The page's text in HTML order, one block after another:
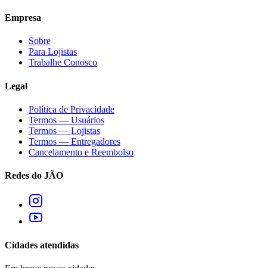
Empresa
Sobre
Para Lojistas
Trabalhe Conosco
Legal
Política de Privacidade
Termos — Usuários
Termos — Lojistas
Termos — Entregadores
Cancelamento e Reembolso
Redes do JÃO
Cidades atendidas